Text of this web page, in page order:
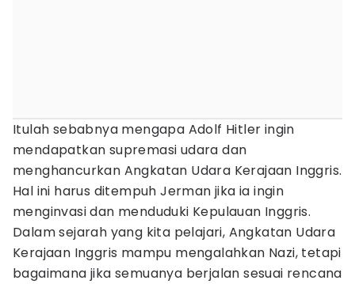
Itulah sebabnya mengapa Adolf Hitler ingin
mendapatkan supremasi udara dan
menghancurkan Angkatan Udara Kerajaan Inggris.
Hal ini harus ditempuh Jerman jika ia ingin
menginvasi dan menduduki Kepulauan Inggris.
Dalam sejarah yang kita pelajari, Angkatan Udara
Kerajaan Inggris mampu mengalahkan Nazi, tetapi
bagaimana jika semuanya berjalan sesuai rencana